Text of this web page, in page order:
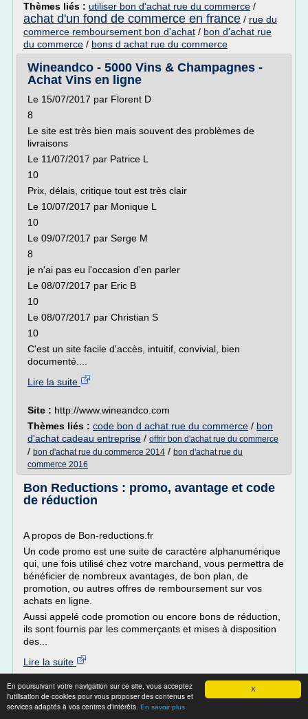
X
En poursuivant votre navigation sur ce site, vous acceptez
l'utilisation de cookies pour vous proposer des contenus et
services adaptés à vos centres d'intérêts. En savoir plus
Thèmes liés : utiliser bon d'achat rue du commerce /
achat d'un fond de commerce en france / rue du
commerce remboursement bon d'achat / bon d'achat rue
du commerce / bons d achat rue du commerce
Wineandco - 5000 Vins & Champagnes -
Achat Vins en ligne
Le 15/07/2017 par Florent D
8
Le site est très bien mais souvent des problèmes de
livraisons
Le 11/07/2017 par Patrice L
10
Prix, délais, critique tout est très clair
Le 10/07/2017 par Monique L
10
Le 09/07/2017 par Serge M
8
je n'ai pas eu l'occasion d'en parler
Le 08/07/2017 par Eric B
10
Le 08/07/2017 par Christian S
10
C'est un site facile d'accès, intuitif, convivial, bien
documenté....
Lire la suite
Site : http://www.wineandco.com
Thèmes liés : code bon d achat rue du commerce / bon
d'achat cadeau entreprise / offrir bon d'achat rue du commerce
/ bon d'achat rue du commerce 2014 / bon d'achat rue du
commerce 2016
Bon Reductions : promo, avantage et code
de réduction
A propos de Bon-reductions.fr
Un code promo est une suite de caractère alphanumérique
qui, une fois utilisé chez votre marchand, vous permettra de
bénéficier de nombreux avantages, de bon plan, de
promotion, ou autres offres de remboursement sur vos
achats en ligne.
Aussi appelé code promotion ou encore bons de réduction,
ils sont fournis par les commerçants et mises à disposition
des...
Lire la suite
Site :http://www.bon-reductions.fr
Thèmes liés :code bon de reduction rue du commerce